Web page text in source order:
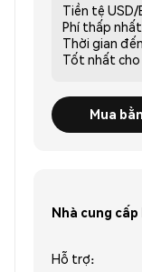
Tiền tệ USD/
Phí thấp nhất
Thời gian đến
Tốt nhất cho
Mua
Nhà cung
Hỗ trợ: